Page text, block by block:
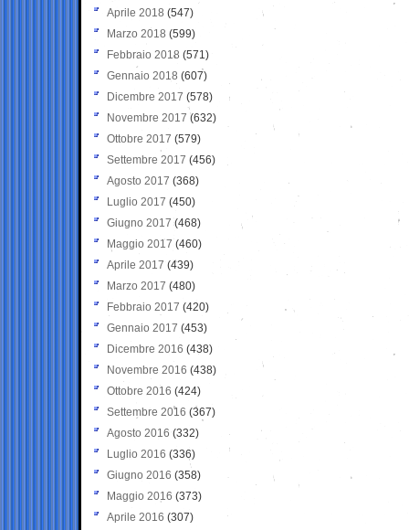
Aprile 2018 (547)
Marzo 2018 (599)
Febbraio 2018 (571)
Gennaio 2018 (607)
Dicembre 2017 (578)
Novembre 2017 (632)
Ottobre 2017 (579)
Settembre 2017 (456)
Agosto 2017 (368)
Luglio 2017 (450)
Giugno 2017 (468)
Maggio 2017 (460)
Aprile 2017 (439)
Marzo 2017 (480)
Febbraio 2017 (420)
Gennaio 2017 (453)
Dicembre 2016 (438)
Novembre 2016 (438)
Ottobre 2016 (424)
Settembre 2016 (367)
Agosto 2016 (332)
Luglio 2016 (336)
Giugno 2016 (358)
Maggio 2016 (373)
Aprile 2016 (307)